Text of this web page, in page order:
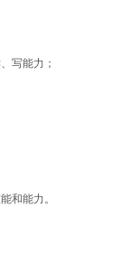
写能力；
和能力。